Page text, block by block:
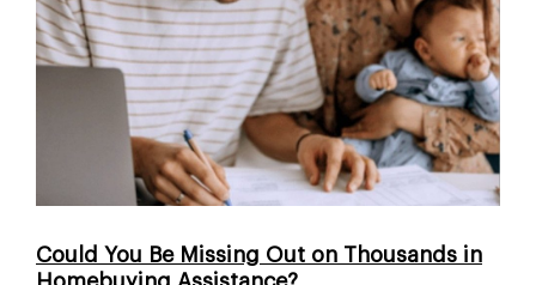
Could You Be Missing Out on Thousands in